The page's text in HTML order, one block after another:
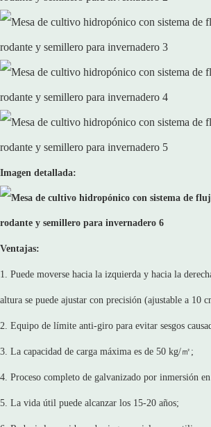
Imagen detallada:
Ventajas:
1. Puede moverse hacia la izquierda y hacia la
altura se puede ajustar con precisión (ajustable a 10
2. Equipo de límite anti-giro para evitar sesgos
3. La capacidad de carga máxima es de 50 kg/㎡;
4. Proceso completo de galvanizado por inmersión
5. La vida útil puede alcanzar los 15-20 años;